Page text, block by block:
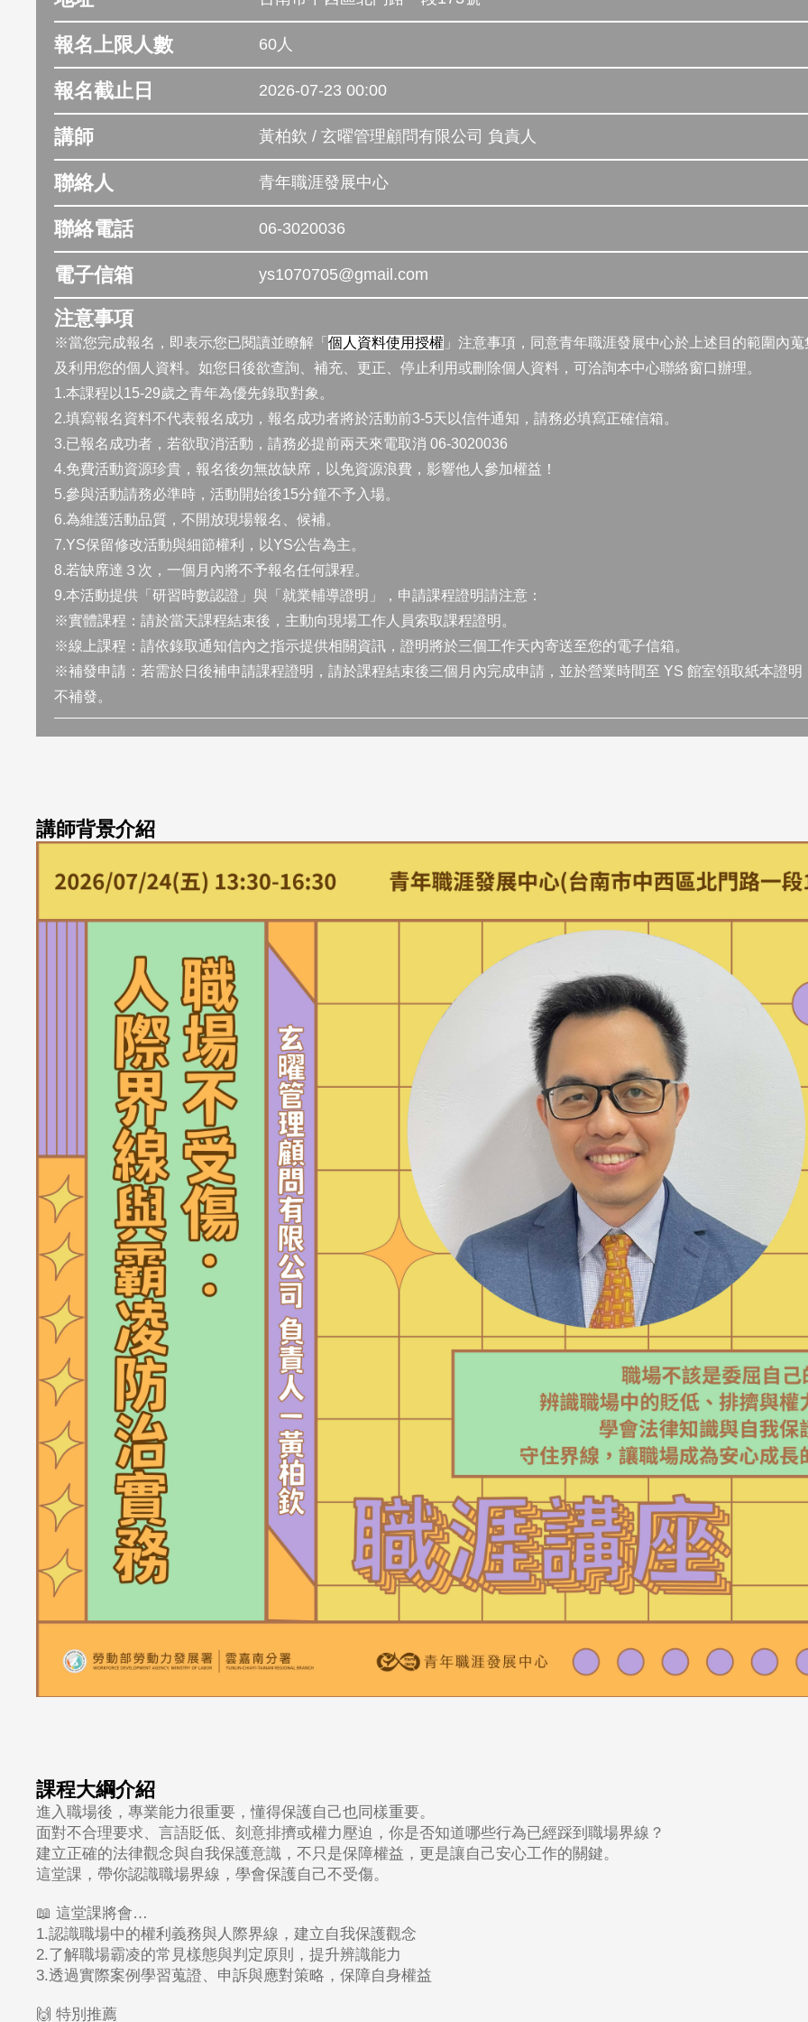
報名上限人數 60人
報名截止日 2026-07-23 00:00
講師 黃柏欽 / 玄曜管理顧問有限公司 負責人
聯絡人 青年職涯發展中心
聯絡電話 06-3020036
電子信箱 ys1070705@gmail.com
注意事項
※當您完成報名，即表示您已閱讀並瞭解「 個人資料使用授權 」注意事項，同意青年職涯發展中心於上述目的範圍內
及利用您的個人資料。如您日後欲查詢、補充、更正、停止利用或刪除個人資料，可洽詢本中心聯絡窗口辦理。
1.本課程以15-29歲之青年為優先錄取對象。
2.填寫報名資料不代表報名成功，報名成功者將於活動前3-5天以信件通知，請務必填寫正確信箱。
3.已報名成功者，若欲取消活動，請務必提前兩天來電取消 06-3020036
4.免費活動資源珍貴，報名後勿無故缺席，以免資源浪費，影響他人參加權益！
5.參與活動請務必準時，活動開始後15分鐘不予入場。
6.為維護活動品質，不開放現場報名、候補。
7.YS保留修改活動與細節權利，以YS公告為主。
8.若缺席達３次，一個月內將不予報名任何課程。
9.本活動提供「研習時數認證」與「就業輔導證明」，申請課程證明請注意：
※實體課程：請於當天課程結束後，主動向現場工作人員索取課程證明。
※線上課程：請依錄取通知信內之指示提供相關資訊，證明將於三個工作天內寄送至您的電子信箱。
※補發申請：若需於日後補申請課程證明，請於課程結束後三個月內完成申請，並於營業時間至 YS 館室領取紙本證明
不補發。
講師背景介紹
課程大綱介紹
進入職場後，專業能力很重要，懂得保護自己也同樣重要。
面對不合理要求、言語貶低、刻意排擠或權力壓迫，你是否知道哪些行為已經踩到職場界線？
建立正確的法律觀念與自我保護意識，不只是保障權益，更是讓自己安心工作的關鍵。
這堂課，帶你認識職場界線，學會保護自己不受傷。
📖 這堂課將會…
1.認識職場中的權利義務與人際界線，建立自我保護觀念
2.了解職場霸凌的常見樣態與判定原則，提升辨識能力
3.透過實際案例學習蒐證、申訴與應對策略，保障自身權益
🙌 特別推薦